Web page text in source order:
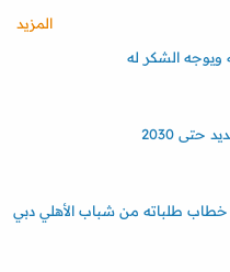
المزيد
ويوجه الشكر له
2030
طلباته من شباب الأهلي دبي